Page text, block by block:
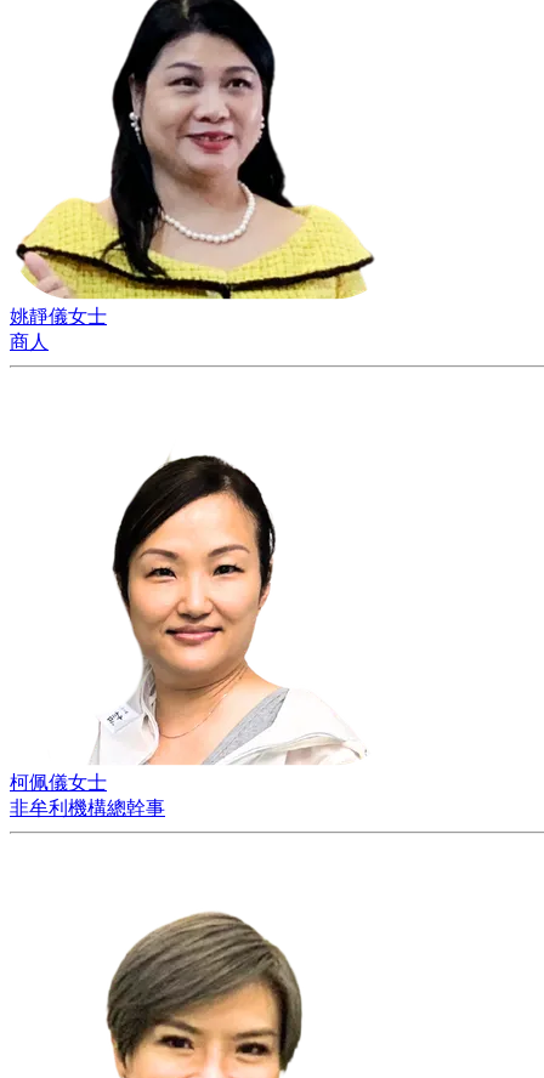
姚靜儀女士
商人
柯佩儀女士
非牟利機構總幹事